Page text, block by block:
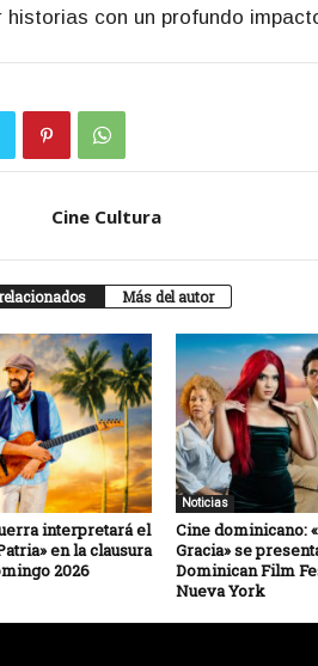
historias con un profundo
Cine Cultura
Más del autor
interpretará el
en la clausura
2026
Noticias
Cine dominicano:
Gracia» se
Dominican Film
Nueva York